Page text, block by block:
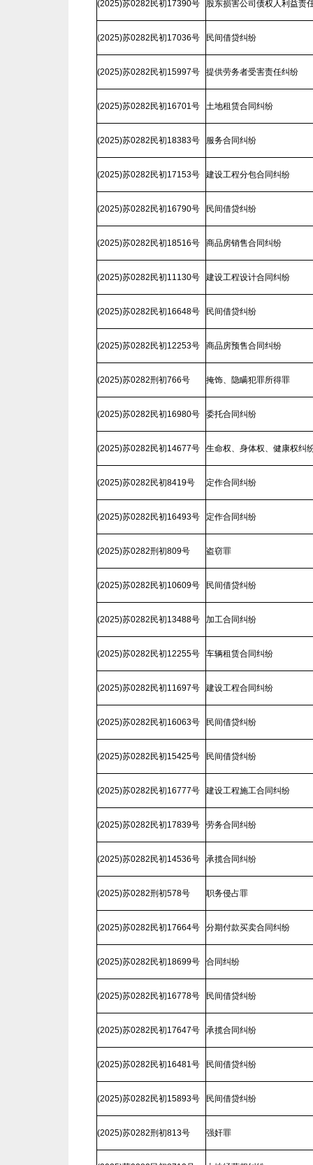
(2025)苏0282民初17390号 股东损害公司债权人利益责
(2025)苏0282民初17036号 民间借贷纠纷
(2025)苏0282民初15997号 提供劳务者受害责任纠纷
(2025)苏0282民初16701号 土地租赁合同纠纷
(2025)苏0282民初18383号 服务合同纠纷
(2025)苏0282民初17153号 建设工程分包合同纠纷
(2025)苏0282民初16790号 民间借贷纠纷
(2025)苏0282民初18516号 商品房销售合同纠纷
(2025)苏0282民初11130号 建设工程设计合同纠纷
(2025)苏0282民初16648号 民间借贷纠纷
(2025)苏0282民初12253号 商品房预售合同纠纷
(2025)苏0282刑初766号 掩饰、隐瞒犯罪所得罪
(2025)苏0282民初16980号 委托合同纠纷
(2025)苏0282民初14677号 生命权、身体权、健康权纠
(2025)苏0282民初8419号 定作合同纠纷
(2025)苏0282民初16493号 定作合同纠纷
(2025)苏0282刑初809号 盗窃罪
(2025)苏0282民初10609号 民间借贷纠纷
(2025)苏0282民初13488号 加工合同纠纷
(2025)苏0282民初12255号 车辆租赁合同纠纷
(2025)苏0282民初11697号 建设工程合同纠纷
(2025)苏0282民初16063号 民间借贷纠纷
(2025)苏0282民初15425号 民间借贷纠纷
(2025)苏0282民初16777号 建设工程施工合同纠纷
(2025)苏0282民初17839号 劳务合同纠纷
(2025)苏0282民初14536号 承揽合同纠纷
(2025)苏0282刑初578号 职务侵占罪
(2025)苏0282民初17664号 分期付款买卖合同纠纷
(2025)苏0282民初18699号 合同纠纷
(2025)苏0282民初16778号 民间借贷纠纷
(2025)苏0282民初17647号 承揽合同纠纷
(2025)苏0282民初16481号 民间借贷纠纷
(2025)苏0282民初15893号 民间借贷纠纷
(2025)苏0282刑初813号 强奸罪